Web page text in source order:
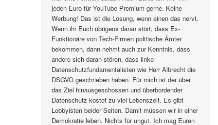
jeden Euro für YouTube Premium gerne. Keine
Werbung! Das ist die Lösung, wenn einen das nervt.
Wenn ihr Euch übrigens daran stört, dass Ex-
Funktionäre von Tech-Firmen politische Ämter
bekommen, dann nehmt auch zur Kenntnis, dass
andere sich daran stören, dass linke
Datenschutzfundamentalisten wie Herr Albrecht die
DSGVO geschrieben haben. Für mich ist der über
das Ziel hinausgeschossen und überbordender
Datenschutz kostet zu viel Lebenszeit. Es gibt
Lobbyisten beider Seiten. Damit müssen wir in einer
Demokratie leben. Nichts für ungut. Ich mag Euren